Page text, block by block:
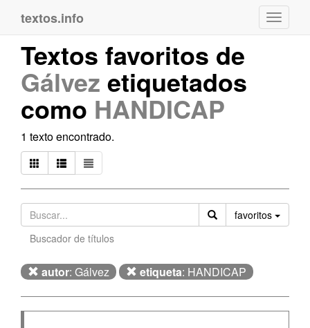
textos.info
Textos favoritos de
Gálvez etiquetados
como HANDICAP
1 texto encontrado.
favoritos
Buscador de títulos
autor: Gálvez etiqueta: HANDICAP